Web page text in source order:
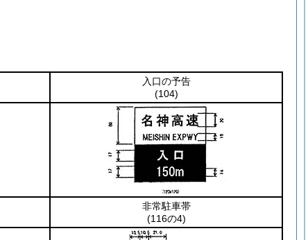
入口の予告
(104)
非常駐車帯
(116の4)